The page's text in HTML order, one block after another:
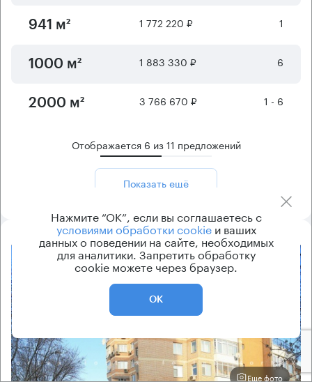
941 м² 1 772 220 ₽ 1
1000 м² 1 883 330 ₽ 6
2000 м² 3 766 670 ₽ 1 - 6
Отображается 6 из11 предложений
Показать ещё
Еще фото
Нажмите “ОК”, если вы соглашаетесь с
условиями обработки cookieи ваших
данных о поведении на сайте, необходимых
для аналитики. Запретить обработку
cookie можете через браузер.
ОК